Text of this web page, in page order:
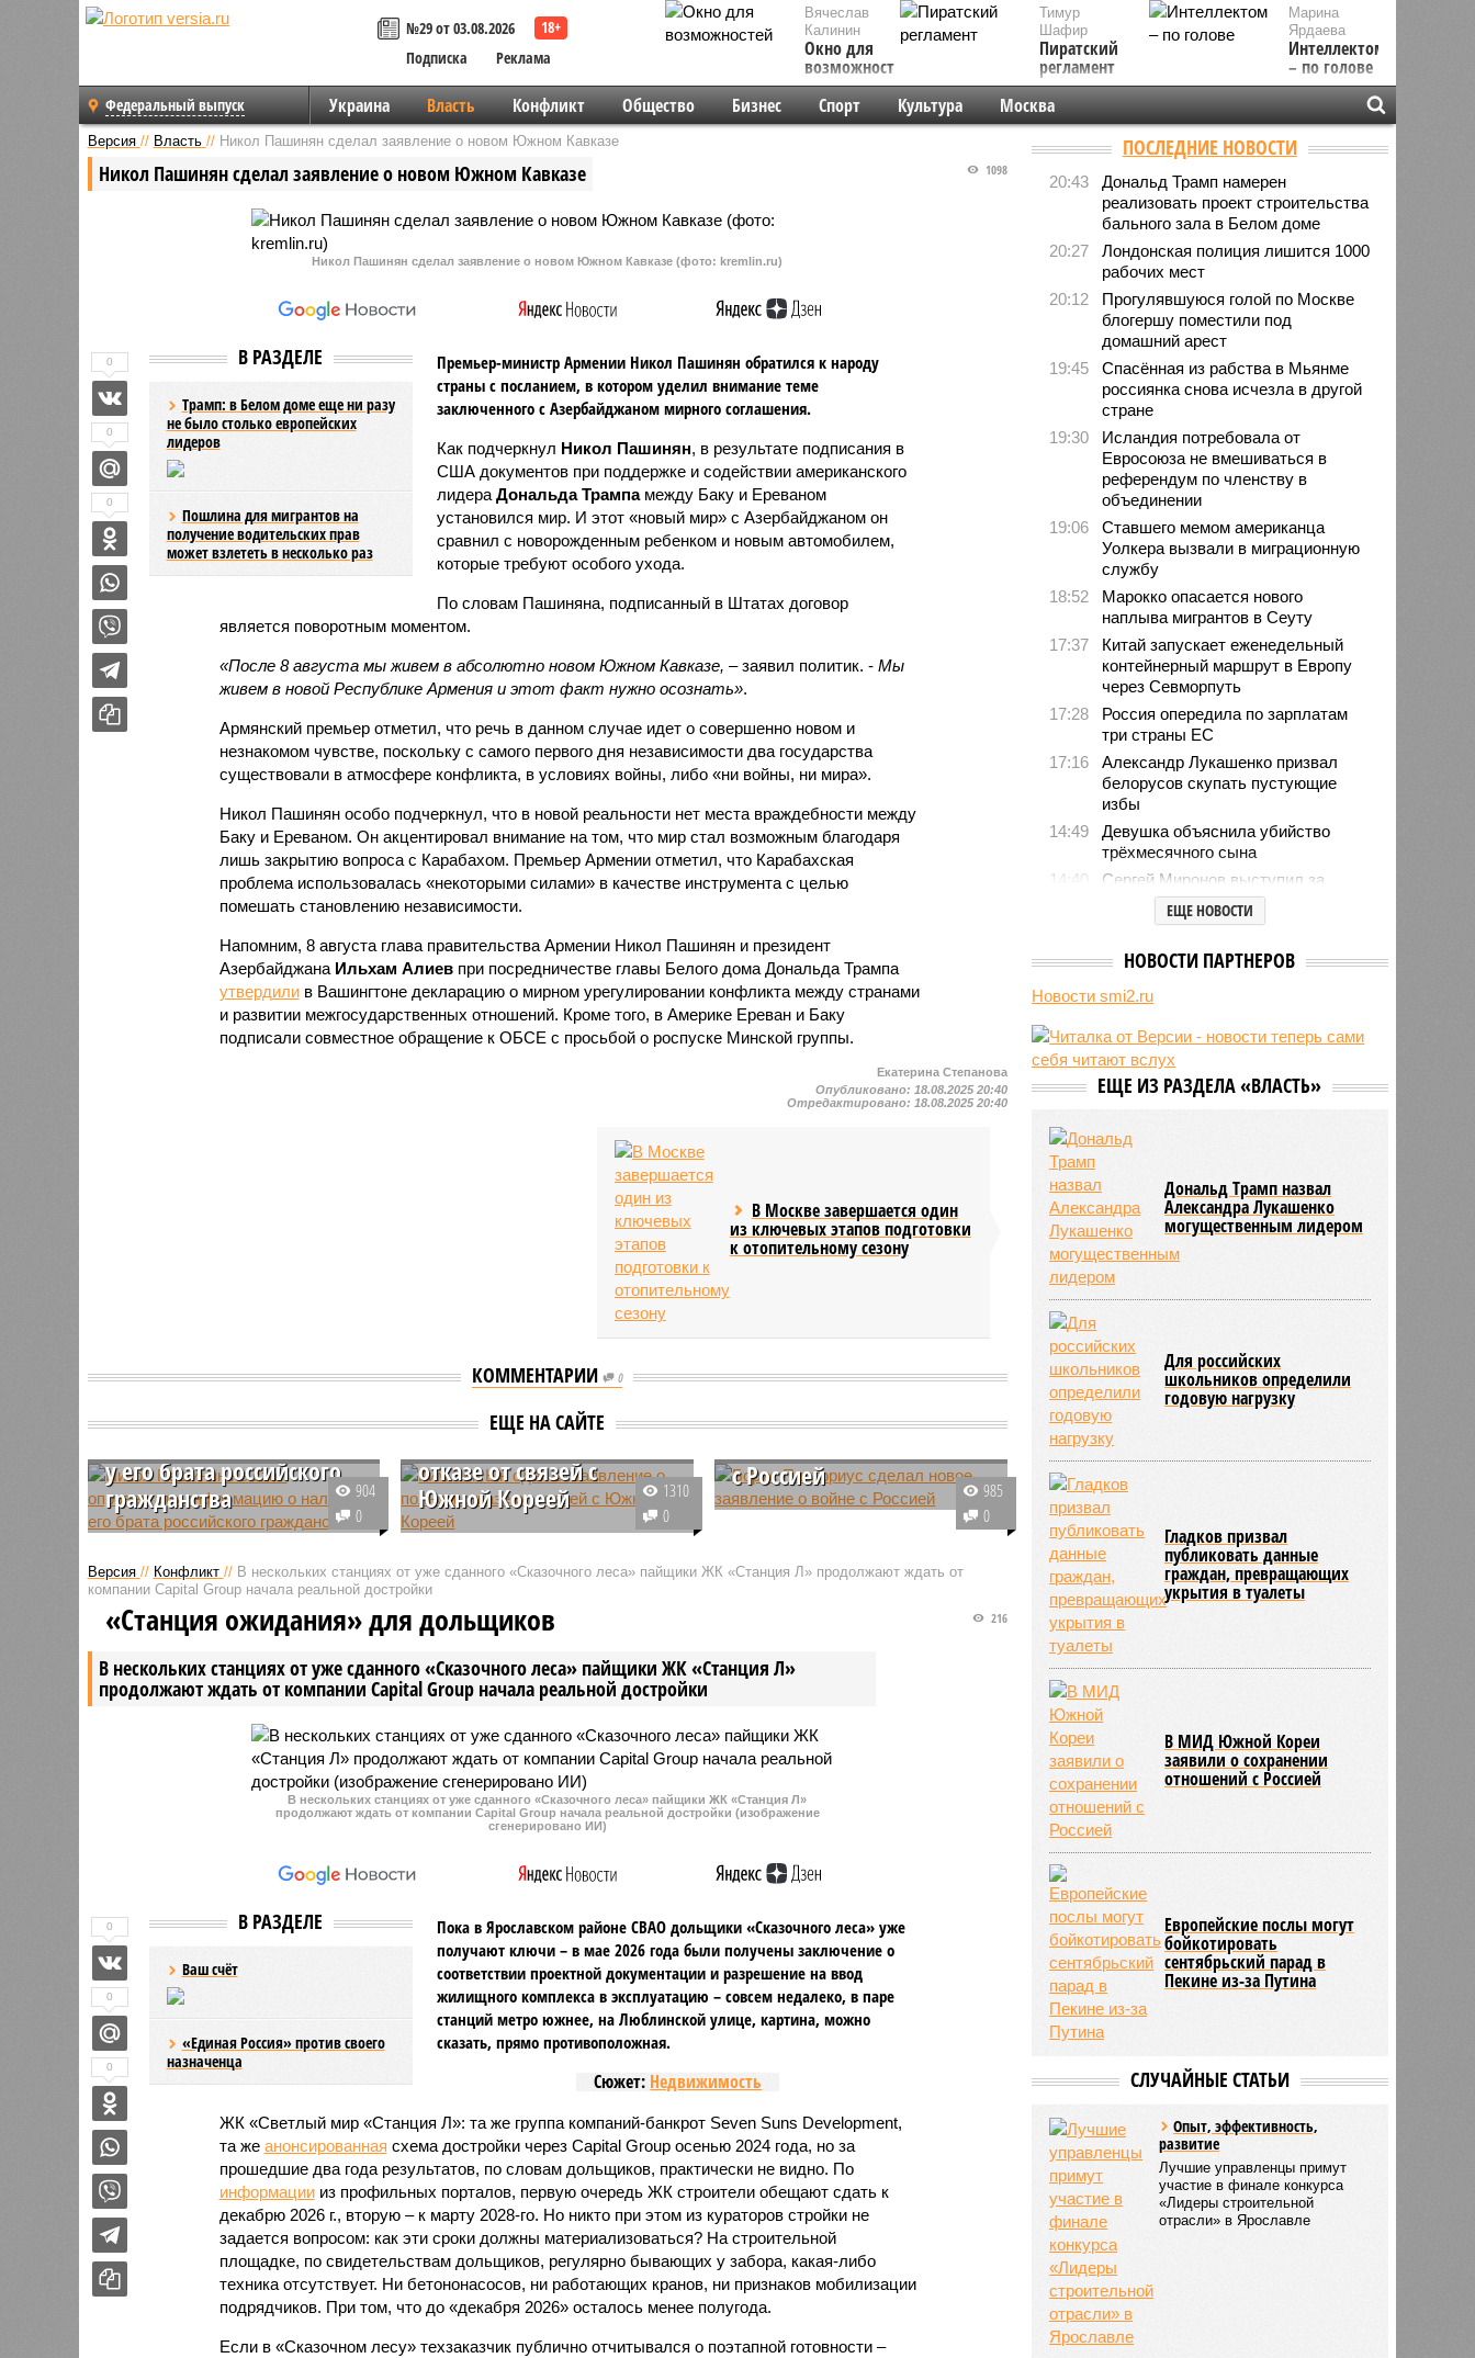
№29 от 03.08.2026
Подписка
Реклама
Вячеслав
Калинин
Окно для
возможностей
Марина
Ярдаева
Интеллектом
– по голове
Тимур
Шафир
Пиратский
регламент
Федеральный выпуск Украина Власть Конфликт Общество Бизнес Спорт Культура Москва
Версия // Власть // Никол Пашинян сделал заявление о новом Южном Кавказе
Никол Пашинян сделал заявление о новом Южном Кавказе 1098
Никол Пашинян сделал заявление о новом Южном Кавказе (фото: kremlin.ru)
В РАЗДЕЛЕ
Трамп: в Белом доме еще ни разу
не было столько европейских
лидеров
Пошлина для мигрантов на
получение водительских прав
может взлететь в несколько раз
Премьер-министр Армении Никол Пашинян обратился к народу
страны с посланием, в котором уделил внимание теме
заключенного с Азербайджаном мирного соглашения.
Как подчеркнул Никол Пашинян, в результате подписания в
США документов при поддержке и содействии американского
лидера Дональда Трампамежду Баку и Ереваном
установился мир. И этот «новый мир» с Азербайджаном он
сравнил с новорожденным ребенком и новым автомобилем,
которые требуют особого ухода.
По словам Пашиняна, подписанный в Штатах договор
является поворотным моментом.
«После 8 августа мы живем в абсолютно новом Южном Кавказе, – заявил политик. - Мы
живем в новой Республике Армения и этот факт нужно осознать».
Армянский премьер отметил, что речь в данном случае идет о совершенно новом и
незнакомом чувстве, поскольку с самого первого дня независимости два государства
существовали в атмосфере конфликта, в условиях войны, либо «ни войны, ни мира».
Никол Пашинян особо подчеркнул, что в новой реальности нет места враждебности между
Баку и Ереваном. Он акцентировал внимание на том, что мир стал возможным благодаря
лишь закрытию вопроса с Карабахом. Премьер Армении отметил, что Карабахская
проблема использовалась «некоторыми силами» в качестве инструмента с целью
помешать становлению независимости.
Напомним, 8 августа глава правительства Армении Никол Пашинян и президент
Азербайджана Ильхам Алиевпри посредничестве главы Белого дома Дональда Трампа
утвердилив Вашингтоне декларацию о мирном урегулировании конфликта между странами
и развитии межгосударственных отношений. Кроме того, в Америке Ереван и Баку
подписали совместное обращение к ОБСЕ с просьбой о роспуске Минской группы.
0
0
0
Екатерина Степанова
Опубликовано: 18.08.2025 20:40
Отредактировано: 18.08.2025 20:40
В Москве завершается один
из ключевых этапов подготовки
к отопительному сезону
КОММЕНТАРИИ 0
ЕЩЕ НА САЙТЕ
Никол Пашинян не стал
опровергать
у его брата российского
гражданства
Премьер-министр Армении Никол
предпочёл не опровергать
данные армянских СМИ о том,
что его брат Армен обладает
904
0
Ким Чен Ын сделал
заявление о полном
отказе от связей с
Южной Кореей
Лидер КНДР Ким Чен Ын,
съезде Трудовой партии Кореи,
бы то ни было связей с Южной
подчеркнув принцип
существования двух разных и
государств.
1310
0
Борис Писториус сделал
с Россией
Немецкий министр обороны
Североатлантического альянса.
985
0
Версия // Конфликт // В нескольких станциях от уже сданного «Сказочного леса» пайщики ЖК «Станция Л» продолжают ждать от
компании Capital Group начала реальной достройки
В нескольких станциях от уже сданного «Сказочного леса» пайщики ЖК «Станция Л»
продолжают ждать от компании Capital Group начала реальной достройки
216
«Станция ожидания» для дольщиков
В нескольких станциях от уже сданного «Сказочного леса» пайщики ЖК «Станция Л»
продолжают ждать от компании Capital Group начала реальной достройки (изображение
сгенерировано ИИ)
В РАЗДЕЛЕ
Ваш счёт
«Единая Россия» против своего
назначенца
Пока в Ярославском районе СВАО дольщики «Сказочного леса» уже
получают ключи – в мае 2026 года были получены заключение о
соответствии проектной документации и разрешение на ввод
жилищного комплекса в эксплуатацию – совсем недалеко, в паре
станций метро южнее, на Люблинской улице, картина, можно
сказать, прямо противоположная.
Сюжет: Недвижимость
ЖК «Светлый мир «Станция Л»: та же группа компаний-банкрот Seven Suns Development,
та же анонсированная схема достройки через Capital Group осенью 2024 года, но за
прошедшие два года результатов, по словам дольщиков, практически не видно. По
информациииз профильных порталов, первую очередь ЖК строители обещают сдать к
декабрю 2026 г., вторую – к марту 2028-го. Но никто при этом из кураторов стройки не
задается вопросом: как эти сроки должны материализоваться? На строительной
площадке, по свидетельствам дольщиков, регулярно бывающих у забора, какая-либо
техника отсутствует. Ни бетононасосов, ни работающих кранов, ни признаков мобилизации
подрядчиков. При том, что до «декабря 2026» осталось менее полугода.
Если в «Сказочном лесу» техзаказчик публично отчитывался о поэтапной готовности –
0
0
0
ПОСЛЕДНИЕ НОВОСТИ
20:43
Дональд Трамп намерен
реализовать проект строительства
бального зала в Белом доме
20:27
Лондонская полиция лишится 1000
рабочих мест
20:12
Прогулявшуюся голой по Москве
блогершу поместили под
домашний арест
19:45
Спасённая из рабства в Мьянме
россиянка снова исчезла в другой
стране
19:30
Исландия потребовала от
Евросоюза не вмешиваться в
референдум по членству в
объединении
19:06
Ставшего мемом американца
Уолкера вызвали в миграционную
службу
18:52
Марокко опасается нового
наплыва мигрантов в Сеуту
17:37
Китай запускает еженедельный
контейнерный маршрут в Европу
через Севморпуть
17:28
Россия опередила по зарплатам
три страны ЕС
17:16
Александр Лукашенко призвал
белорусов скупать пустующие
избы
14:49
Девушка объяснила убийство
трёхмесячного сына
14:40
Сергей Миронов выступил за
увеличение пенсий детям,
потерявшим родителей
приграничные болота против
России
перевозки групп детей автобусами
13:04
В России с начала 2026 года
существенно вырос объём выдачи
ЕЩЕ НОВОСТИ
НОВОСТИ ПАРТНЕРОВ
Новости smi2.ru
ЕЩЕ ИЗ РАЗДЕЛА «ВЛАСТЬ»
Дональд Трамп назвал
Александра Лукашенко
могущественным лидером
Для российских
школьников определили
годовую нагрузку
Гладков призвал
публиковать данные
граждан, превращающих
укрытия в туалеты
В МИД Южной Кореи
заявили о сохранении
отношений с Россией
Европейские послы могут
бойкотировать
сентябрьский парад в
Пекине из-за Путина
СЛУЧАЙНЫЕ СТАТЬИ
Опыт, эффективность,
развитие
Лучшие управленцы примут
участие в финале конкурса
«Лидеры строительной
отрасли» в Ярославле